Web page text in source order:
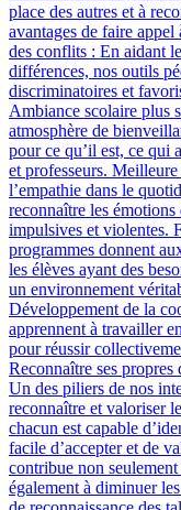
place des autres et à
avantages de faire
des conflits : En aidant
différences, nos outils
discriminatoires et
Ambiance scolaire plus
atmosphère de
pour ce qu’il est, ce qui
et professeurs.
l’empathie dans le
reconnaître les émotions
impulsives et violentes.
programmes donnent
les élèves ayant des
un environnement
Développement de la
apprennent à travailler
pour réussir
Reconnaître ses
Un des piliers de nos
reconnaître et valoriser
chacun est capable
facile d’accepter et de
contribue non
également à diminuer